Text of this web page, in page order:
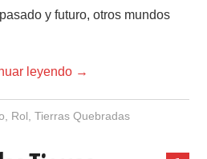
y futuro, otros mundos
leyendo →
Rol Tierras Quebradas